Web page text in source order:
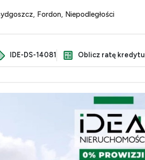
Fordon, Niepodległości
IDE-DS-14081 Oblicz ratę kredytu